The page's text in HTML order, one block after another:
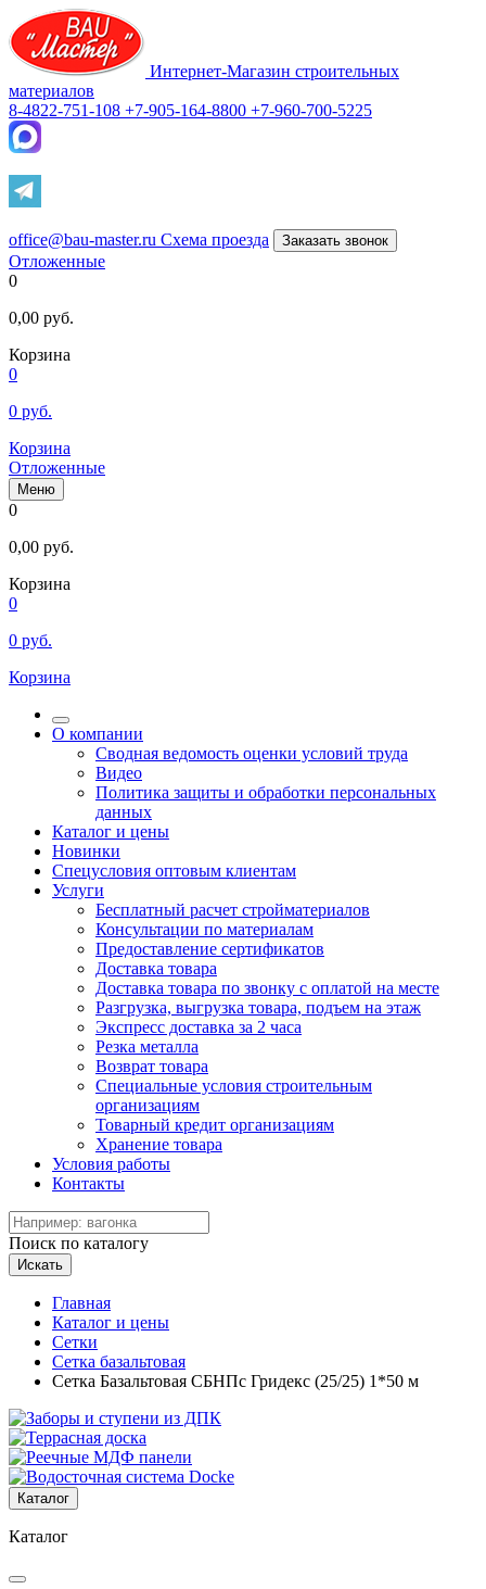
Интернет-Магазин строительных
материалов
8-4822-751-108 +7-905-164-8800 +7-960-700-5225
office@bau-master.ru Схема проезда Заказать звонок
Отложенные
0
0,00 руб.
Корзина
0
0 руб.
Корзина
Отложенные
Меню
0
0,00 руб.
Корзина
0
0 руб.
Корзина
О компании
Сводная ведомость оценки условий труда
Видео
Политика защиты и обработки персональных
данных
Каталог и цены
Новинки
Спецусловия оптовым клиентам
Услуги
Бесплатный расчет стройматериалов
Консультации по материалам
Предоставление сертификатов
Доставка товара
Доставка товара по звонку с оплатой на месте
Разгрузка, выгрузка товара, подъем на этаж
Экспресс доставка за 2 часа
Резка металла
Возврат товара
Специальные условия строительным
организациям
Товарный кредит организациям
Хранение товара
Условия работы
Контакты
Поиск по каталогу
Искать
Главная
Каталог и цены
Сетки
Сетка базальтовая
Сетка Базальтовая СБНПс Гридекс (25/25) 1*50 м
Каталог
Каталог